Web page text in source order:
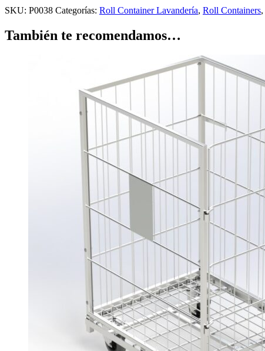
SKU: P0038 Categorías: Roll Container Lavandería, Roll Containers,
También te recomendamos…